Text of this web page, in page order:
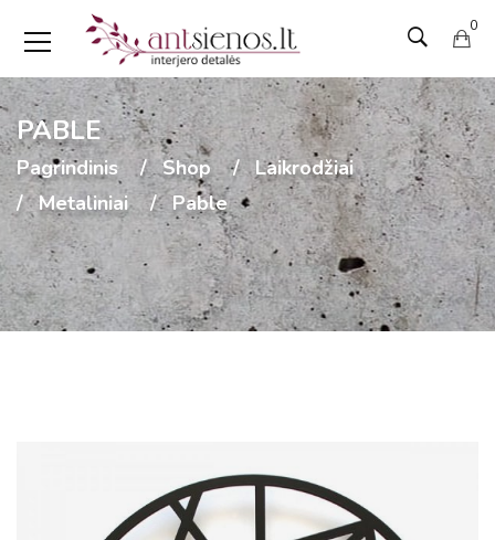
0
PABLE
Pagrindinis Shop
Laikrodžiai
Metaliniai
Pable